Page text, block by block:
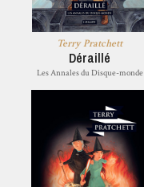
Terry Pratchett
Déraillé
Les Annales du Disque-monde